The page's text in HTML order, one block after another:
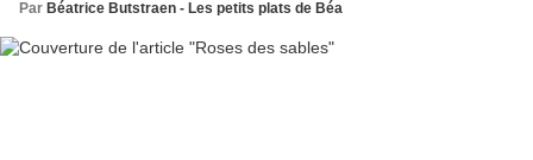
Par Béatrice Butstraen - Les petits plats de Béa